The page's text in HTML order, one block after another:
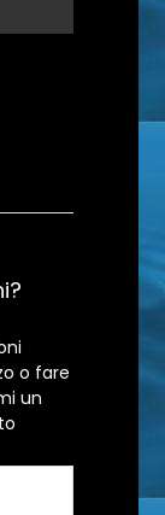
o fare
un